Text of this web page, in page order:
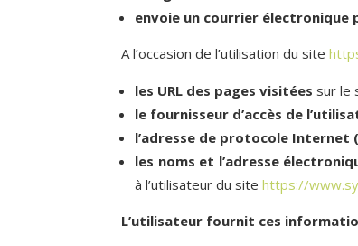
envoie un courrier électronique
A l’occasion de l’utilisation du site
les URL des pages visitées sur le
le fournisseur d’accès de
l’adresse de protocole Internet
les noms et l’adresse
à l’utilisateur du sitehttps://
L’utilisateur fournit ces